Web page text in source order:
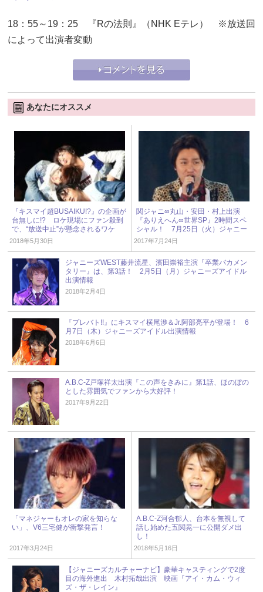
18：55～19：25 『Rの法則』（NHK Eテレ） ※放送回
によって出演者変動
あなたにオススメ
『キスマイ超BUSAIKU!?』の企画が
台無しに!? ロケ現場にファン殺到
で、“放送中止”が懸念されるワケ
2018年5月30日
関ジャニ∞丸山・安田・村上出演
『ありえへん∞世界SP』2時間スペ
シャル！ 7月25日（火）ジャニー
ズアイドル出演情報
2017年7月24日
ジャニーズWEST藤井流星、濱田崇裕主演『卒業バカメン
タリー』は、第3話！ 2月5日（月）ジャニーズアイドル
出演情報
2018年2月4日
『プレバト!!』にキスマイ横尾渉＆Jr.阿部亮平が登場！ 6
月7日（木）ジャニーズアイドル出演情報
2018年6月6日
A.B.C-Z戸塚祥太出演『この声をきみに』第1話、ほのぼの
とした雰囲気でファンから大好評！
2017年9月22日
「マネジャーもオレの家を知らな
い」、V6三宅健が衝撃発言！
2017年3月24日
A.B.C-Z河合郁人、台本を無視して
話し始めた五関晃一に公開ダメ出
し！
2018年5月16日
【ジャニーズカルチャーナビ】豪華キャスティングで2度
目の海外進出 木村拓哉出演 映画『アイ・カム・ウィ
ズ・ザ・レイン』